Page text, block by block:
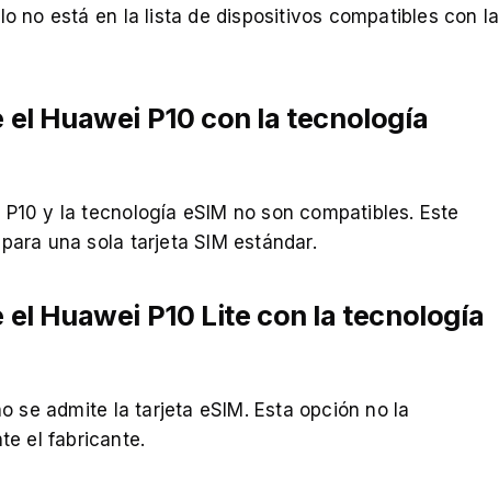
no está en la lista de dispositivos compatibles con la
Huawei P10 con la tecnología
y la tecnología eSIM no son compatibles. Este
una sola tarjeta SIM estándar.
Huawei P10 Lite con la tecnología
se admite la tarjeta eSIM. Esta opción no la
el fabricante.